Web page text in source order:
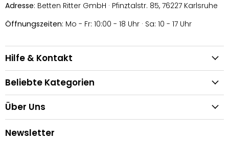
Adresse: Betten Ritter GmbH · Pfinztalstr. 85, 76227 Karlsruhe
Öffnungszeiten: Mo - Fr: 10:00 - 18 Uhr · Sa: 10 - 17 Uhr
Hilfe & Kontakt
Beliebte Kategorien
Über Uns
Newsletter